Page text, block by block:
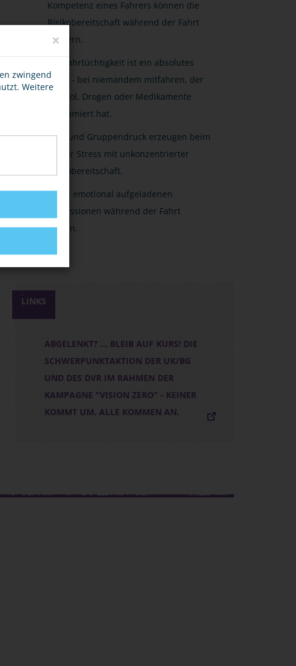
Kompetenz eines Fahrers können die
Risikobereitschaft während der Fahrt
steigern.
Die Fahrtüchtigkeit ist ein absolutes
Muss - bei niemandem mitfahren, der
Alkohol, Drogen oder Medikamente
konsumiert hat.
Zeit- und Gruppendruck erzeugen beim
Fahrer Stress mit unkonzentrierter
Risikobereitschaft.
Keine emotional aufgeladenen
Diskussionen während der Fahrt
führen.
LINKS
ABGELENKT? ... BLEIB AUF KURS! DIE
SCHWERPUNKTAKTION DER UK/BG
UND DES DVR IM RAHMEN DER
KAMPAGNE "VISION ZERO" - KEINER
KOMMT UM. ALLE KOMMEN AN.
×
zwingend
Weitere